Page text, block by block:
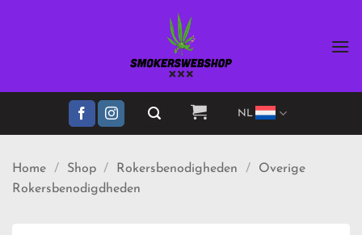
NL
Home / Shop / Rokersbenodigheden /
Overige
Rokersbenodigdheden